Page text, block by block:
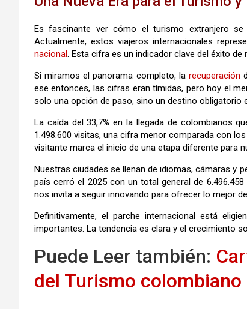
Es fascinante ver cómo el turismo extranjero
Actualmente, estos viajeros internacionales
nacional. Esta cifra es un indicador clave del éxito
Si miramos el panorama completo, la recuperación
ese entonces, las cifras eran tímidas, pero hoy el
solo una opción de paso, sino un destino obligatorio
La caída del 33,7% en la llegada de colombianos
1.498.600 visitas, una cifra menor comparada con
visitante marca el inicio de una etapa diferente para
Nuestras ciudades se llenan de idiomas, cámaras y
país cerró el 2025 con un total general de
nos invita a seguir innovando para ofrecer lo mejor
Definitivamente, el parche internacional está
importantes. La tendencia es clara y el crecimiento
Puede Leer también:
del Turismo colombiano